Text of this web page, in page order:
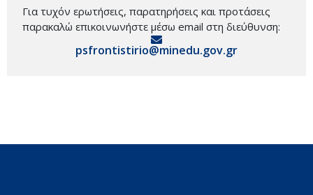
Για τυχόν ερωτήσεις, παρατηρήσεις και προτάσεις
παρακαλώ επικοινωνήστε μέσω email στη διεύθυνση:
psfrontistirio@minedu.gov.gr